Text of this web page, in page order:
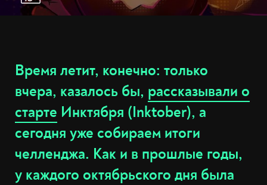
Время летит, конечно: только
вчера, казалось бы, рассказывали о
старте Инктября (Inktober), а
сегодня уже собираем итоги
челленджа. Как и в прошлые годы,
у каждого октябрьского дня была